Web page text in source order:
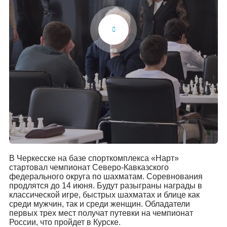
В Черкесске на базе спорткомплекса «Нарт»
стартовал чемпионат Северо-Кавказского
федерального округа по шахматам. Соревнования
продлятся до 14 июня. Будут разыграны награды в
классической игре, быстрых шахматах и блице как
среди мужчин, так и среди женщин. Обладатели
первых трех мест получат путевки на чемпионат
России, что пройдет в Курске.